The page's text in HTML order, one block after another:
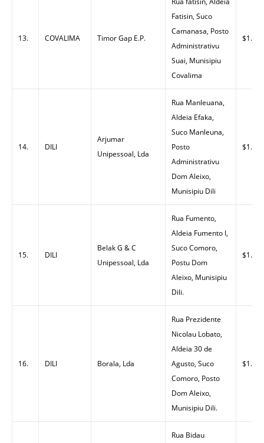
13. COVALIMA Timor Gap E.P.
Fatisin, Suco
Camanasa, Posto
Administrativu
Suai, Munisipiu
Covalima
$1.63
14. DILI
Arjumar
Unipessoal, Lda
Rua Manleuana,
Aldeia Efaka,
Suco Manleuna,
Posto
Administrativu
Dom Aleixo,
Munisipiu Dili
$1.37
15. DILI
Belak G & C
Unipessoal, Lda
Rua Fumento,
Aldeia Fumento I,
Suco Comoro,
Postu Dom
Aleixo, Munisipiu
Dili.
$1.43
16. DILI Borala, Lda
Rua Prezidente
Nicolau Lobato,
Aldeia 30 de
Agusto, Suco
Comoro, Posto
Dom Aleixo,
Munisipiu Dili.
$1.40
Rua Bidau